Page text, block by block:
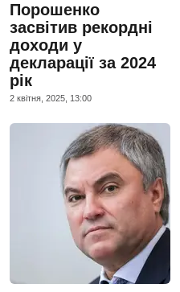
Порошенко
засвітив рекордні
доходи у
декларації за 2024
рік
2 квiтня, 2025, 13:00